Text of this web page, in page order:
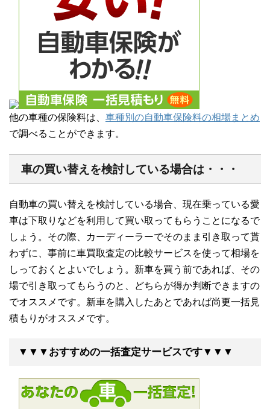
他の車種の保険料は、 車種別の自動車保険料の相場まとめ
で調べることができます。
車の買い替えを検討している場合は・・・
自動車の買い替えを検討している場合、現在乗っている愛
車は下取りなどを利用して買い取ってもらうことになるで
しょう。その際、カーディーラーでそのまま引き取って貰
わずに、事前に車買取査定の比較サービスを使って相場を
しっておくとよいでしょう。新車を買う前であれば、その
場で引き取ってもらうのと、どちらが得か判断できますの
でオススメです。新車を購入したあとであれば尚更一括見
積もりがオススメです。
▼▼▼おすすめの一括査定サービスです▼▼▼